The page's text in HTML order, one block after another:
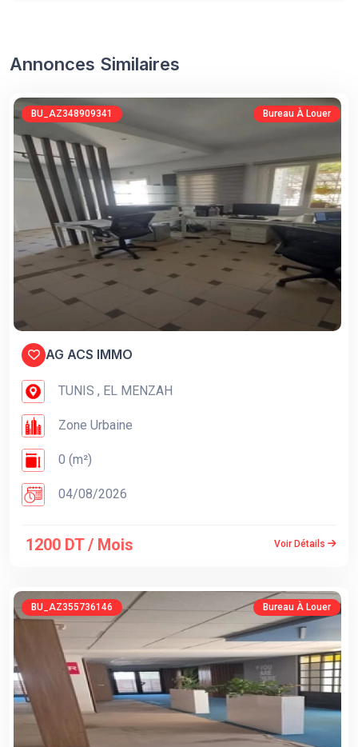
Annonces Similaires
BU_AZ348909341 Bureau À Louer
AG ACS IMMO
TUNIS , EL MENZAH
Zone Urbaine
0 (m²)
04/08/2026
1200 DT / Mois Voir Détails
BU_AZ355736146 Bureau À Louer